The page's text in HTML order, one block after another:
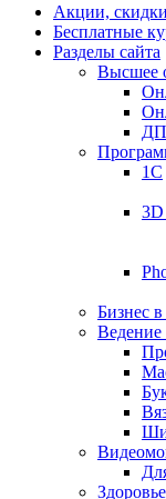
Акции, скидки
Бесплатные
Разделы сайта
Высшее
1С
3D
Бизнес
Ведение